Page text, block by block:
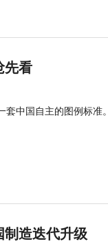
先看
中国自主的图例标准。
制造迭代升级